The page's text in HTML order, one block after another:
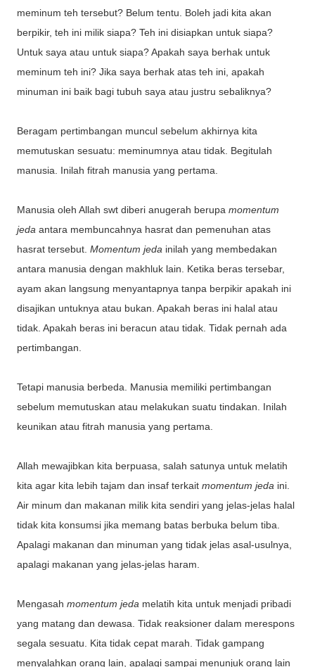
meminum teh tersebut? Belum tentu. Boleh jadi kita akan
berpikir, teh ini milik siapa? Teh ini disiapkan untuk siapa?
Untuk saya atau untuk siapa? Apakah saya berhak untuk
meminum teh ini? Jika saya berhak atas teh ini, apakah
minuman ini baik bagi tubuh saya atau justru sebaliknya?
Beragam pertimbangan muncul sebelum akhirnya kita
memutuskan sesuatu: meminumnya atau tidak. Begitulah
manusia. Inilah fitrah manusia yang pertama.
Manusia oleh Allah swt diberi anugerah berupa momentum
jeda antara membuncahnya hasrat dan pemenuhan atas
hasrat tersebut. Momentum jeda inilah yang membedakan
antara manusia dengan makhluk lain. Ketika beras tersebar,
ayam akan langsung menyantapnya tanpa berpikir apakah ini
disajikan untuknya atau bukan. Apakah beras ini halal atau
tidak. Apakah beras ini beracun atau tidak. Tidak pernah ada
pertimbangan.
Tetapi manusia berbeda. Manusia memiliki pertimbangan
sebelum memutuskan atau melakukan suatu tindakan. Inilah
keunikan atau fitrah manusia yang pertama.
Allah mewajibkan kita berpuasa, salah satunya untuk melatih
kita agar kita lebih tajam dan insaf terkait momentum jeda ini.
Air minum dan makanan milik kita sendiri yang jelas-jelas halal
tidak kita konsumsi jika memang batas berbuka belum tiba.
Apalagi makanan dan minuman yang tidak jelas asal-usulnya,
apalagi makanan yang jelas-jelas haram.
Mengasah momentum jeda melatih kita untuk menjadi pribadi
yang matang dan dewasa. Tidak reaksioner dalam merespons
segala sesuatu. Kita tidak cepat marah. Tidak gampang
menyalahkan orang lain, apalagi sampai menunjuk orang lain